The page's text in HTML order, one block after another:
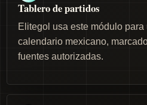
Tablero de partidos
Elitegol usa este módulo
calendario mexicano,
fuentes autorizadas.